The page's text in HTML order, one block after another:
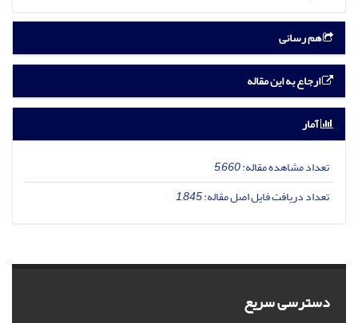
هم رسانی
ارجاع به این مقاله
آمار
تعداد مشاهده مقاله:5,660
تعداد دریافت فایل اصل مقاله:1,845
دسترسی سریع